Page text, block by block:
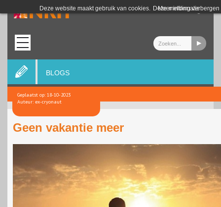
Deze website maakt gebruik van cookies. Meer informatie
Deze melding verbergen
Login
BLOGS
Geplaatst op: 18-10-2023
Auteur: ex-cryonaut
Geen vakantie meer